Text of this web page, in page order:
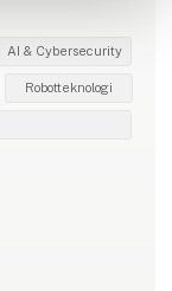
AI & Cybersecurity
Robotteknologi